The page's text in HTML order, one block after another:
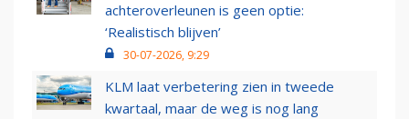
achteroverleunen is geen optie:
‘Realistisch blijven’
30-07-2026, 9:29
KLM laat verbetering zien in tweede
kwartaal, maar de weg is nog lang